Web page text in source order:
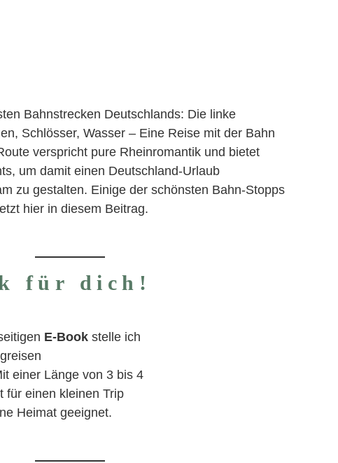
Bahnstrecken Deutschlands: Die linke
Schlösser, Wasser – Eine Reise mit der Bahn
verspricht pure Rheinromantik und bietet
um damit einen Deutschland-Urlaub
zu gestalten. Einige der schönsten Bahn-Stopps
hier in diesem Beitrag.
für dich!
E-Book stelle ich
einer Länge von 3 bis 4
für einen kleinen Trip
Heimat geeignet.